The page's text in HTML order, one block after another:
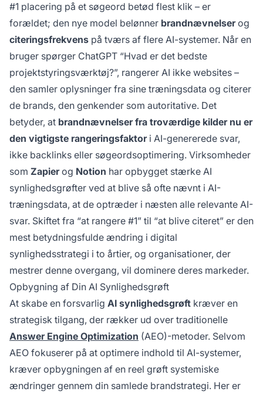
#1 placering på et søgeord betød flest klik – er
forældet; den nye model belønner brandnævnelserog
citeringsfrekvens på tværs af flere AI-systemer. Når en
bruger spørger ChatGPT “Hvad er det bedste
projektstyringsværktøj?”, rangerer AI ikke websites –
den samler oplysninger fra sine træningsdata og citerer
de brands, den genkender som autoritative. Det
betyder, at brandnævnelser fra troværdige kilder nu er
den vigtigste rangeringsfaktori AI-genererede svar,
ikke backlinks eller søgeordsoptimering. Virksomheder
som Zapierog Notion har opbygget stærke AI
synlighedsgrøfter ved at blive så ofte nævnt i AI-
træningsdata, at de optræder i næsten alle relevante AI-
svar. Skiftet fra “at rangere #1” til “at blive citeret” er den
mest betydningsfulde ændring i digital
synlighedsstrategi i to årtier, og organisationer, der
mestrer denne overgang, vil dominere deres markeder.
Opbygning af Din AI Synlighedsgrøft
At skabe en forsvarlig AI synlighedsgrøft kræver en
strategisk tilgang, der rækker ud over traditionelle
Answer Engine Optimization (AEO)-metoder. Selvom
AEO fokuserer på at optimere indhold til AI-systemer,
kræver opbygningen af en reel grøft systemiske
ændringer gennem din samlede brandstrategi. Her er